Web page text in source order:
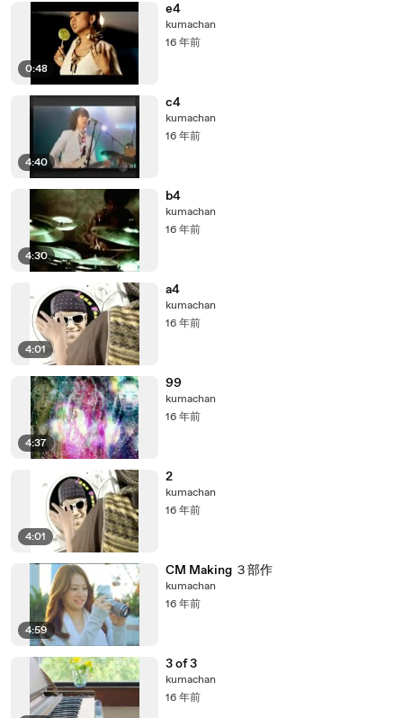
0:48
e4
kumachan
16 年前
4:40
c4
kumachan
16 年前
4:30
b4
kumachan
16 年前
4:01
a4
kumachan
16 年前
4:37
99
kumachan
16 年前
4:01
2
kumachan
16 年前
4:59
CM Making ３部作
kumachan
16 年前
3 of 3
kumachan
16 年前